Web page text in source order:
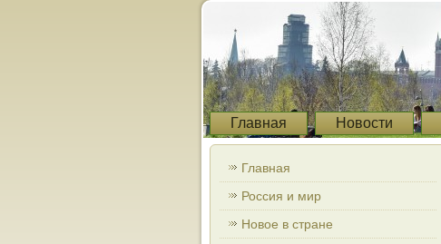
Главная Новости
Главная
Россия и мир
Новое в стране